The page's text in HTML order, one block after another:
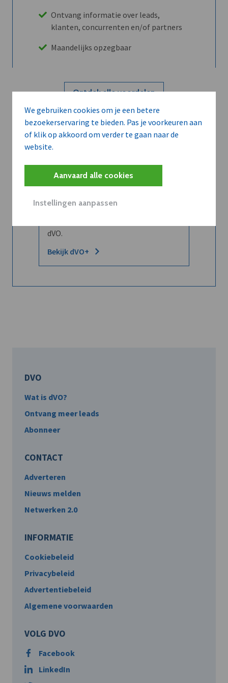
We gebruiken cookies om je een betere
bezoekerservaring te bieden. Pas je voorkeuren aan
of klik op akkoord om verder te gaan naar de
website.
Aanvaard alle cookies
Instellingen aanpassen
Ontvang informatie over leads,
klanten, concurrenten en/of partners
Maandelijks opzegbaar
Ontdek alle voordelen
Abboneer
Wilt u niet enkel de dVO community
leren kennen maar dat men u ook
Word dVO Member voor €72/mnd en
dVO.
Bekijk dVO+
DVO
Wat is dVO?
Ontvang meer leads
Abonneer
CONTACT
Adverteren
Nieuws melden
Netwerken 2.0
INFORMATIE
Cookiebeleid
Privacybeleid
Advertentiebeleid
Algemene voorwaarden
VOLG DVO
Facebook
LinkedIn